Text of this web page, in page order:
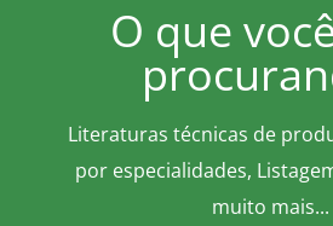
O que
Literaturas técnicas de
por especialidades,
muito mais...